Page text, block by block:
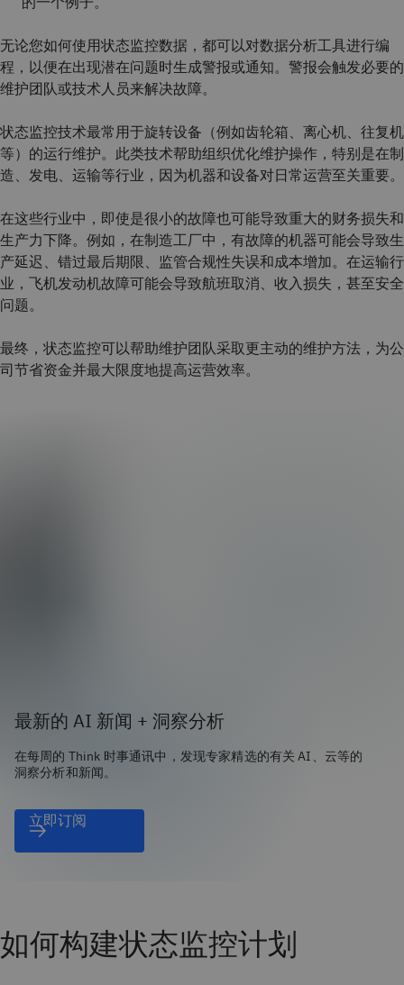
无论您如何使用状态监控数据，都可以对数据分析工具进行编
程，以便在出现潜在问题时生成警报或通知。警报会触发必要的
维护团队或技术人员来解决故障。
状态监控技术最常用于旋转设备（例如齿轮箱、离心机、往复机
等）的运行维护。此类技术帮助组织优化维护操作，特别是在制
造、发电、运输等行业，因为机器和设备对日常运营至关重要。
在这些行业中，即使是很小的故障也可能导致重大的财务损失和
生产力下降。例如，在制造工厂中，有故障的机器可能会导致生
产延迟、错过最后期限、监管合规性失误和成本增加。在运输行
业，飞机发动机故障可能会导致航班取消、收入损失，甚至安全
问题。
最终，状态监控可以帮助维护团队采取更主动的维护方法，为公
司节省资金并最大限度地提高运营效率。
最新的 AI 新闻 + 洞察分析
在每周的 Think 时事通讯中，发现专家精选的有关 AI、云等的
洞察分析和新闻。
立即订阅
如何构建状态监控计划